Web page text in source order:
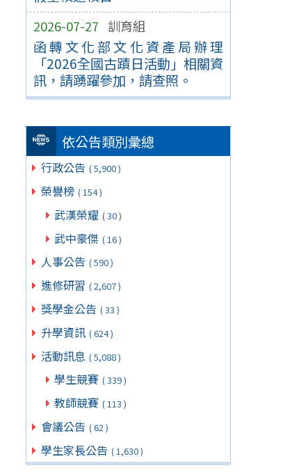
2026-07-27 訓育組
函轉文化部文化資產局辦理
「2026全國古蹟日活動」相關資
訊，請踴躍參加，請查照。
依公告類別彙總
行政公告 ( 5,900 )
榮譽榜 ( 154 )
武漢榮耀 ( 30 )
武中豪傑 ( 16 )
人事公告 ( 590 )
進修研習 ( 2,607 )
獎學金公告 ( 33 )
升學資訊 ( 624 )
活動訊息 ( 5,088 )
學生競賽 ( 339 )
教師競賽 ( 113 )
會議公告 ( 62 )
學生家長公告 ( 1,630 )